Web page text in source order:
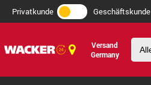
Privatkunde Geschäftskunde
Versand
Germany